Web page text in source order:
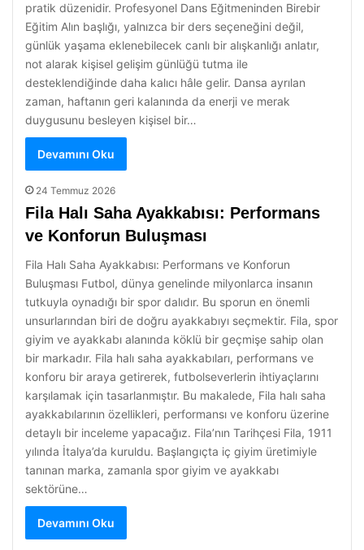
pratik düzenidir. Profesyonel Dans Eğitmeninden Birebir
Eğitim Alın başlığı, yalnızca bir ders seçeneğini değil,
günlük yaşama eklenebilecek canlı bir alışkanlığı anlatır,
not alarak kişisel gelişim günlüğü tutma ile
desteklendiğinde daha kalıcı hâle gelir. Dansa ayrılan
zaman, haftanın geri kalanında da enerji ve merak
duygusunu besleyen kişisel bir…
Devamını Oku
24 Temmuz 2026
Fila Halı Saha Ayakkabısı: Performans
ve Konforun Buluşması
Fila Halı Saha Ayakkabısı: Performans ve Konforun
Buluşması Futbol, dünya genelinde milyonlarca insanın
tutkuyla oynadığı bir spor dalıdır. Bu sporun en önemli
unsurlarından biri de doğru ayakkabıyı seçmektir. Fila, spor
giyim ve ayakkabı alanında köklü bir geçmişe sahip olan
bir markadır. Fila halı saha ayakkabıları, performans ve
konforu bir araya getirerek, futbolseverlerin ihtiyaçlarını
karşılamak için tasarlanmıştır. Bu makalede, Fila halı saha
ayakkabılarının özellikleri, performansı ve konforu üzerine
detaylı bir inceleme yapacağız. Fila’nın Tarihçesi Fila, 1911
yılında İtalya’da kuruldu. Başlangıçta iç giyim üretimiyle
tanınan marka, zamanla spor giyim ve ayakkabı
sektörüne…
Devamını Oku